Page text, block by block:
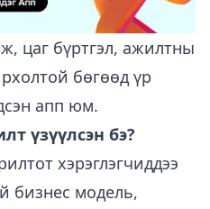
цаг бүртгэл, ажилтны
бөгөөд үр
апп юм.
үзүүлсэн бэ?
хэрэглэгчиддээ
бизнес модель,